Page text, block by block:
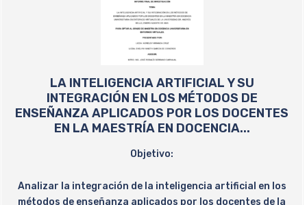
LA INTELIGENCIA ARTIFICIAL Y SU
INTEGRACIÓN EN LOS MÉTODOS DE
ENSEÑANZA APLICADOS POR LOS DOCENTES
EN LA MAESTRÍA EN DOCENCIA...
Objetivo:
Analizar la integración de la inteligencia artificial en los
métodos de enseñanza aplicados por los docentes de la